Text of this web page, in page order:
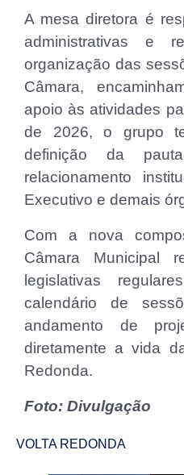
A mesa diretora é
administrativas e
organização das
Câmara,
apoio às atividades
de 2026, o grupo
definição da
relacionamento
Executivo e demais
Com a nova
Câmara Municipal
legislativas
calendário de
andamento de
diretamente a vida
Redonda.
Foto: Divulgação
VOLTA REDONDA